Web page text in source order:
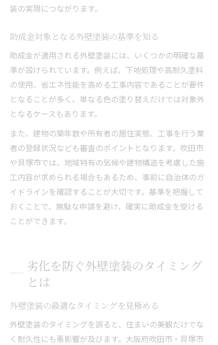
装の実現につながります。
助成金対象となる外壁塗装の基準を知る
助成金が適用される外壁塗装には、いくつかの明確な基
準が設けられています。例えば、下地処理や高耐久塗料
の使用、省エネ性能を高める工事内容であることが要件
となることが多く、単なる色の塗り替えだけでは対象外
となるケースもあります。
また、建物の築年数や所有者の居住実態、工事を行う業
者の登録状況なども審査のポイントとなります。吹田市
や貝塚市では、地域特有の気候や建物構造を考慮した施
工内容が求められる場合もあるため、事前に自治体のガ
イドラインを確認することが大切です。基準を把握して
おくことで、無駄な申請を避け、確実に助成金を受ける
ことができます。
劣化を防ぐ外壁塗装のタイミング
とは
外壁塗装の最適なタイミングを見極める
外壁塗装のタイミングを誤ると、住まいの美観だけでな
く耐久性にも悪影響が及びます。大阪府吹田市・貝塚市